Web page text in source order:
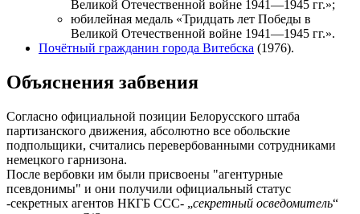
Великой Отечественной войне 1941—1945 гг.»;
юбилейная медаль «Тридцать лет Победы в
Великой Отечественной войне 1941—1945 гг.».
Почётный гражданин города Витебска (1976).
Объяснения забвения
Согласно официальной позиции Белорусского штаба
партизанского движения, абсолютно все обольские
подпольщики, считались перевербованными сотрудниками
немецкого гарнизона.
После вербовки им были присвоены "агентурные
псевдонимы" и они получили официальный статус
-секретных агентов НКГБ ССС- „секретный осведомитель“